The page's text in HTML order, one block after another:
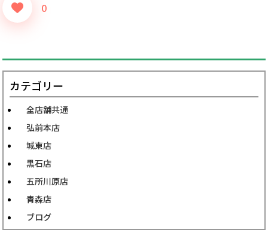
0
カテゴリー
全店舗共通
弘前本店
城東店
黒石店
五所川原店
青森店
ブログ